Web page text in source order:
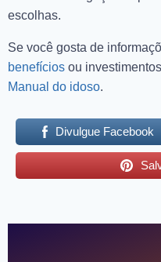
escolhas.
Se você gosta de
benefícios ou
Manual do idoso.
Divulgue Facebook